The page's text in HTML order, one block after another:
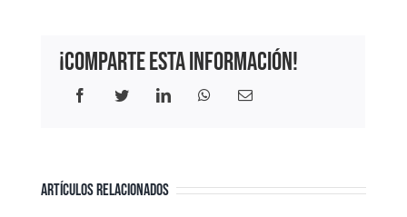
¡Comparte esta información!
FacebookTwitterLinkedInWhatsAppCorreo
ARTÍCULOS RELACIONADOS